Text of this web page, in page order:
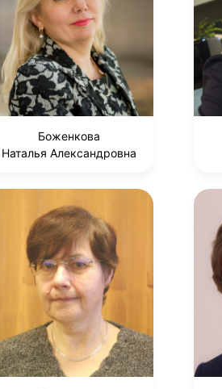
Боженкова
Наталья Александровна